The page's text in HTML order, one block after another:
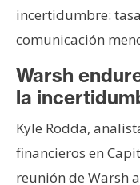
incertidumbre:
comunicación
Warsh
la
Kyle Rodda,
financieros en
reunión de Warsh